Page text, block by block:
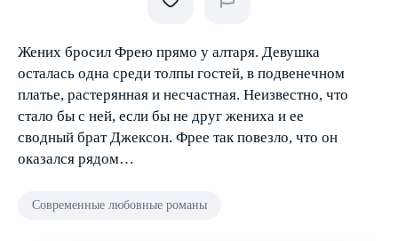
Жених бросил Фрею прямо у алтаря. Девушка
осталась одна среди толпы гостей, в подвенечном
платье, растерянная и несчастная. Неизвестно, что
стало бы с ней, если бы не друг жениха и ее
сводный брат Джексон. Фрее так повезло, что он
оказался рядом…
Современные любовные романы